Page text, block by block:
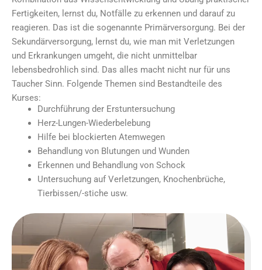
Fertigkeiten, lernst du, Notfälle zu erkennen und darauf zu
reagieren. Das ist die sogenannte Primärversorgung. Bei der
Sekundärversorgung, lernst du, wie man mit Verletzungen
und Erkrankungen umgeht, die nicht unmittelbar
lebensbedrohlich sind. Das alles macht nicht nur für uns
Taucher Sinn. Folgende Themen sind Bestandteile des
Kurses:
Durchführung der Erstuntersuchung
Herz-Lungen-Wiederbelebung
Hilfe bei blockierten Atemwegen
Behandlung von Blutungen und Wunden
Erkennen und Behandlung von Schock
Untersuchung auf Verletzungen, Knochenbrüche,
Tierbissen/-stiche usw.